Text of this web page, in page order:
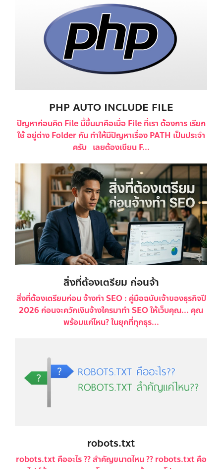
PHP AUTO INCLUDE FILE
ปัญหาก่อนคิด File นี้ขึ้นมาคือเมื่อ File ที่เรา ต้องการ เรียก
ใช้ อยู่ต่าง Folder กัน ทำให้มีปัญหาเรื่อง PATH เป็นประจำ
ครับ เลยต้องเขียน F...
สิ่งที่ต้องเตรียม ก่อนจ้า
สิ่งที่ต้องเตรียมก่อน จ้างทำ SEO : คู่มือฉบับเจ้าของธุรกิจปี
2026 ก่อนจะควักเงินจ้างใครมาทำ SEO ให้เว็บคุณ... คุณ
พร้อมแค่ไหน? ในยุคที่ทุกธุร...
robots.txt
robots.txt คืออะไร ?? สำคัญขนาดไหน ?? robots.txt คือ